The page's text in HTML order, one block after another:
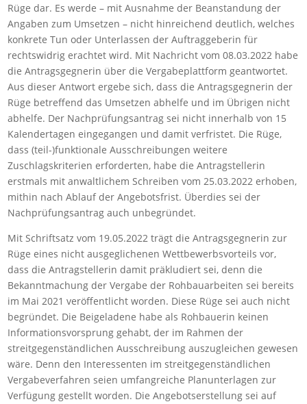
Rüge dar. Es werde – mit Ausnahme der Beanstandung der
Angaben zum Umsetzen – nicht hinreichend deutlich, welches
konkrete Tun oder Unterlassen der Auftraggeberin für
rechtswidrig erachtet wird. Mit Nachricht vom 08.03.2022 habe
die Antragsgegnerin über die Vergabeplattform geantwortet.
Aus dieser Antwort ergebe sich, dass die Antragsgegnerin der
Rüge betreffend das Umsetzen abhelfe und im Übrigen nicht
abhelfe. Der Nachprüfungsantrag sei nicht innerhalb von 15
Kalendertagen eingegangen und damit verfristet. Die Rüge,
dass (teil-)funktionale Ausschreibungen weitere
Zuschlagskriterien erforderten, habe die Antragstellerin
erstmals mit anwaltlichem Schreiben vom 25.03.2022 erhoben,
mithin nach Ablauf der Angebotsfrist. Überdies sei der
Nachprüfungsantrag auch unbegründet.
Mit Schriftsatz vom 19.05.2022 trägt die Antragsgegnerin zur
Rüge eines nicht ausgeglichenen Wettbewerbsvorteils vor,
dass die Antragstellerin damit präkludiert sei, denn die
Bekanntmachung der Vergabe der Rohbauarbeiten sei bereits
im Mai 2021 veröffentlicht worden. Diese Rüge sei auch nicht
begründet. Die Beigeladene habe als Rohbauerin keinen
Informationsvorsprung gehabt, der im Rahmen der
streitgegenständlichen Ausschreibung auszugleichen gewesen
wäre. Denn den Interessenten im streitgegenständlichen
Vergabeverfahren seien umfangreiche Planunterlagen zur
Verfügung gestellt worden. Die Angebotserstellung sei auf